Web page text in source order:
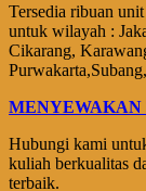
Tersedia ribuan
untuk wilayah :
Cikarang,
Hubungi kami
kuliah berkualitas
terbaik.